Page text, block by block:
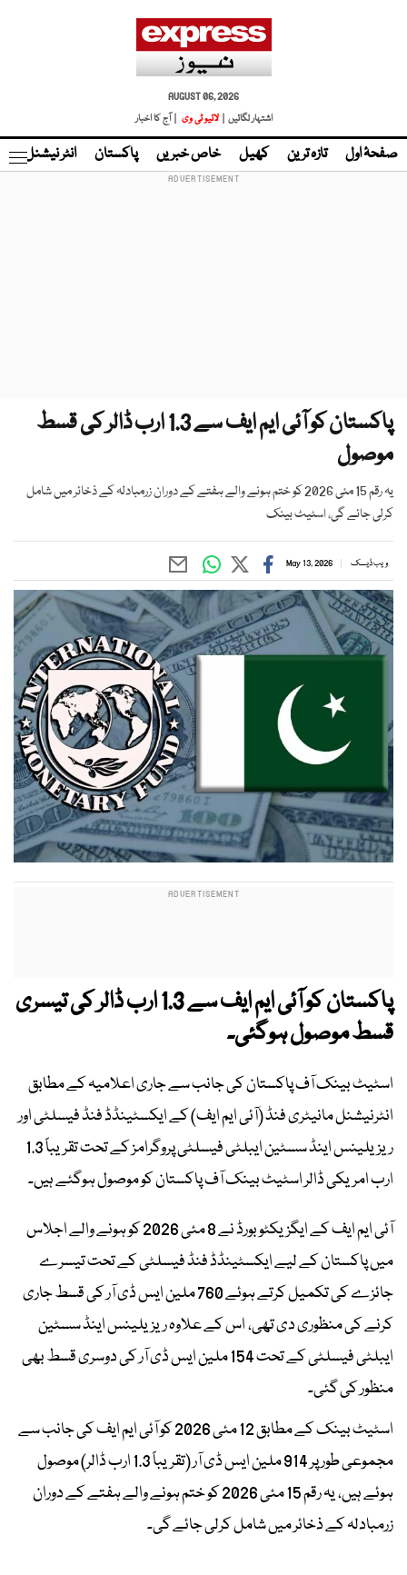
AUGUST 06, 2026
اشتہار لگائیں |
لائیو ٹی وی | آج کا اخبار
صفحۂ اول تازہ ترین کھیل خاص خبریں پاکستان انٹر نیشنل
پاکستان کو آئی ایم ایف سے 1.3 ارب ڈالر کی قسط
موصول
یہ رقم 15 مئی 2026 کو ختم ہونے والے ہفتے کے دوران زرمبادلہ کے ذخائر میں شامل
کرلی جائے گی، اسٹیٹ بینک
ویب ڈیسک May 13, 2026
پاکستان کو آئی ایم ایف سے 1.3 ارب ڈالر کی تیسری
قسط موصول ہوگئی۔
اسٹیٹ بینک آف پاکستان کی جانب سے جاری اعلامیہ کے مطابق
انٹرنیشنل مانیٹری فنڈ (آئی ایم ایف) کے ایکسٹینڈڈ فنڈ فیسلٹی اور
ریزیلینس اینڈ سسٹین ایبلٹی فیسلٹی پروگرامز کے تحت تقریباً 1.3
ارب امریکی ڈالر اسٹیٹ بینک آف پاکستان کو موصول ہوگئے ہیں۔
آئی ایم ایف کے ایگزیکٹو بورڈ نے 8 مئی 2026 کو ہونے والے اجلاس
میں پاکستان کے لیے ایکسٹینڈڈ فنڈ فیسلٹی کے تحت تیسرے
جائزے کی تکمیل کرتے ہوئے 760 ملین ایس ڈی آر کی قسط جاری
کرنے کی منظوری دی تھی، اس کے علاوہ ریزیلینس اینڈ سسٹین
ایبلٹی فیسلٹی کے تحت 154 ملین ایس ڈی آر کی دوسری قسط بھی
منظور کی گئی۔
اسٹیٹ بینک کے مطابق 12 مئی 2026 کو آئی ایم ایف کی جانب سے
مجموعی طور پر 914 ملین ایس ڈی آر (تقریباً 1.3 ارب ڈالر) موصول
ہوئے ہیں، یہ رقم 15 مئی 2026 کو ختم ہونے والے ہفتے کے دوران
زرمبادلہ کے ذخائر میں شامل کرلی جائے گی۔